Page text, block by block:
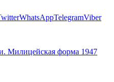
WhatsAppTelegramViber
Милицейская форма 1947